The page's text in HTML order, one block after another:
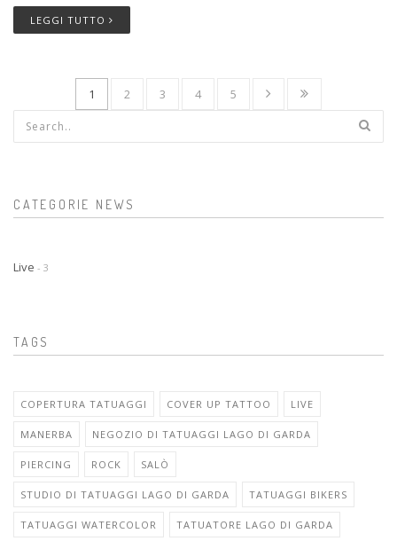
LEGGI TUTTO
1 2 3 4 5
Form di ricerca
CATEGORIE NEWS
Live - 3
TAGS
COPERTURA TATUAGGI COVER UP TATTOO LIVE
MANERBA NEGOZIO DI TATUAGGI LAGO DI GARDA
PIERCING ROCK SALÒ
STUDIO DI TATUAGGI LAGO DI GARDA TATUAGGI BIKERS
TATUAGGI WATERCOLOR TATUATORE LAGO DI GARDA